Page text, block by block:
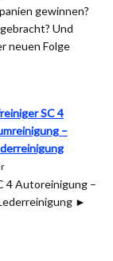
gewinnen?
Und
neuen Folge
SC 4
–
4 Autoreinigung –
►